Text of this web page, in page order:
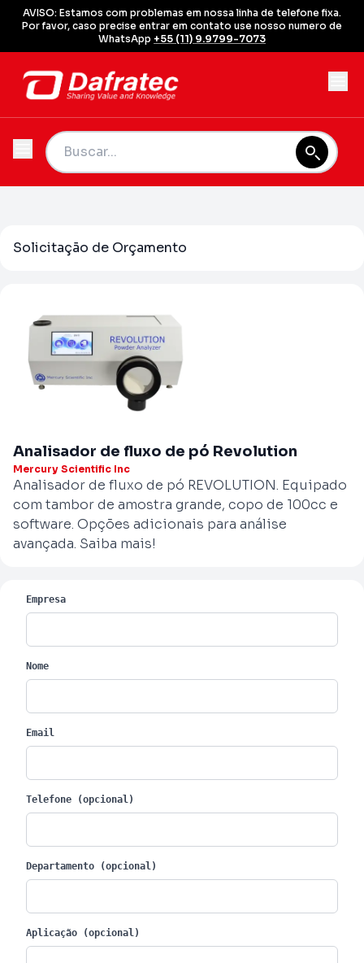
AVISO: Estamos com problemas em nossa linha de telefone fixa.
Por favor, caso precise entrar em contato use nosso numero de
WhatsApp +55 (11) 9.9799-7073
Solicitação de Orçamento
Analisador de fluxo de pó Revolution
Mercury Scientific Inc
Analisador de fluxo de pó REVOLUTION. Equipado
com tambor de amostra grande, copo de 100cc e
software. Opções adicionais para análise
avançada. Saiba mais!
Empresa
Nome
Email
Telefone (opcional)
Departamento (opcional)
Aplicação (opcional)